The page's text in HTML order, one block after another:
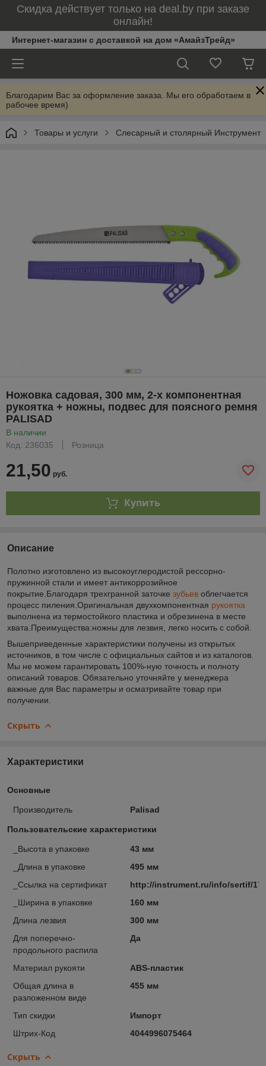
Скидка действует только на deal.by при заказе
онлайн!
Интернет-магазин с доставкой на дом «АмайзТрейд»
Благодарим Вас за оформление заказа. Мы его обработаем в
рабочее время)
Товары и услуги Слесарный и столярный Инструмент
Ножовка садовая, 300 мм, 2-х компонентная
рукоятка + ножны, подвес для поясного ремня
PALISAD
В наличии
Код: 236035
Розница
21,50 руб.
Купить
Описание
Полотно изготовлено из высокоуглеродистой рессорно-
пружинной стали и имеет антикоррозийное
покрытие.Благодаря трехгранной заточке зубьев облегчается
процесс пиления.Оригинальная двухкомпонентная рукоятка
выполнена из термостойкого пластика и обрезинена в месте
хвата.Преимущества:ножны для лезвия, легко носить с собой.
Вышеприведенные характеристики получены из открытых
источников, в том числе с официальных сайтов и из каталогов.
Мы не можем гарантировать 100%-ную точность и полноту
описаний товаров. Обязательно уточняйте у менеджера
важные для Вас параметры и осматривайте товар при
получении.
Скрыть
Характеристики
Основные
Производитель Palisad
Пользовательские характеристики
_Высота в упаковке
43 мм
_Длина в упаковке
495 мм
_Ссылка на сертификат
http://instrument.ru/info/sertif/
_Ширина в упаковке
160 мм
Длина лезвия
300 мм
Для поперечно-
продольного распила
Да
Материал рукояти
ABS-пластик
Общая длина в
разложенном виде
455 мм
Тип скидки
Импорт
Штрих-Код
4044996075464
Скрыть